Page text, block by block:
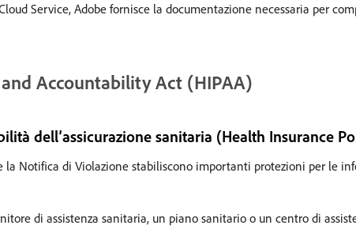
Service, Adobe fornisce la documentazione necessaria per
Accountability Act (HIPAA)
dell’assicurazione sanitaria (Health Insurance
e la Notifica di Violazione stabiliscono importanti protezioni per
di assistenza sanitaria, un piano sanitario o un centro di